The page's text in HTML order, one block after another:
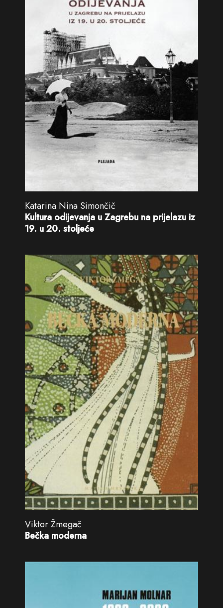
Katarina Nina Simončič
Kultura odijevanja u Zagrebu na prijelazu iz
19. u 20. stoljeće
Viktor Žmegač
Bečka moderna